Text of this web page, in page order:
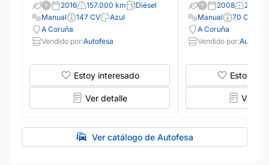
2016 157.000 km
Diésel
Manual
147 CV
Azul
A Coruña
Vendido por:Autofesa
Estoy interesado
Ver detalle
2008
Manual
70 CV
A Coruña
Vendido por:Autofesa
Estoy
Ver
Ver catálogo de Autofesa